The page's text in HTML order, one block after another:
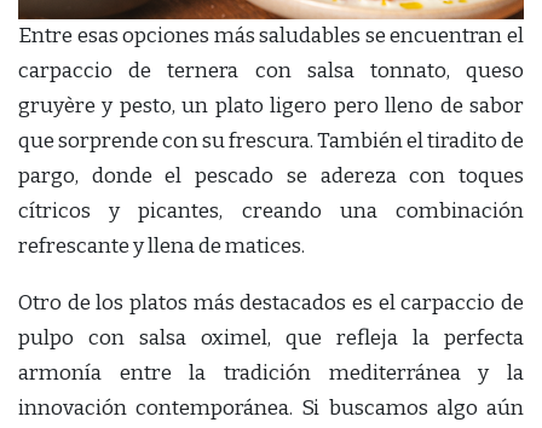
Entre esas opciones más saludables se encuentran el
carpaccio de ternera con salsa tonnato, queso
gruyère y pesto, un plato ligero pero lleno de sabor
que sorprende con su frescura. También el tiradito de
pargo, donde el pescado se adereza con toques
cítricos y picantes, creando una combinación
refrescante y llena de matices.
Otro de los platos más destacados es el carpaccio de
pulpo con salsa oximel, que refleja la perfecta
armonía entre la tradición mediterránea y la
innovación contemporánea. Si buscamos algo aún